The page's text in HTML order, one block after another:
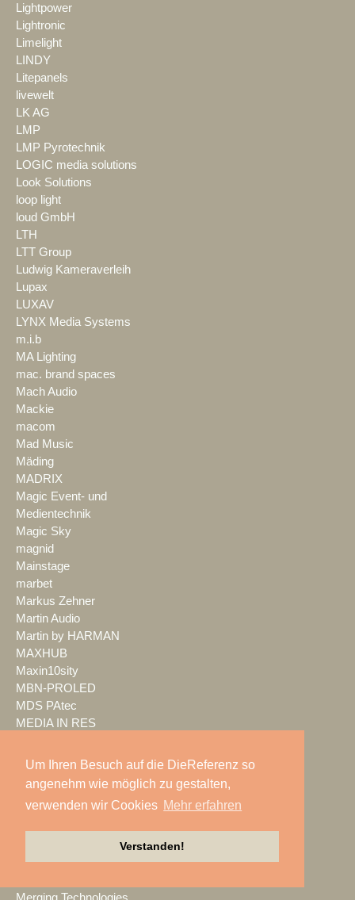
Um Ihren Besuch auf die DieReferenz so
angenehm wie möglich zu gestalten,
verwenden wir Cookies Mehr erfahren
Verstanden!
Lightpower
Lightronic
Limelight
LINDY
Litepanels
livewelt
LK AG
LMP
LMP Pyrotechnik
LOGIC media solutions
Look Solutions
loop light
loud GmbH
LTH
LTT Group
Ludwig Kameraverleih
Lupax
LUXAV
LYNX Media Systems
m.i.b
MA Lighting
mac. brand spaces
Mach Audio
Mackie
macom
Mad Music
Mäding
MADRIX
Magic Event- und
Medientechnik
Magic Sky
magnid
Mainstage
marbet
Markus Zehner
Martin Audio
Martin by HARMAN
MAXHUB
Maxin10sity
MBN-PROLED
MDS PAtec
MEDIA IN RES
MEDIA SPECTRUM
MediaLantic
Mediasystem
MEDIA|tek
MEEVI-rent
Megaforce